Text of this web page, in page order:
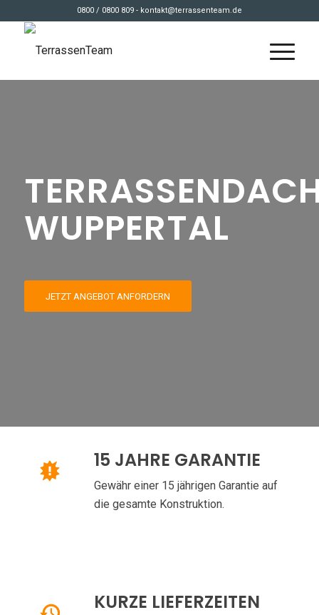
0800 / 0800 809 - kontakt@terrassenteam.de
WUPPERTAL
JETZT ANGEBOT ANFORDERN
15 JAHRE GARANTIE
Gewähr einer 15 jährigen Garantie auf
die gesamte Konstruktion.
KURZE LIEFERZEITEN